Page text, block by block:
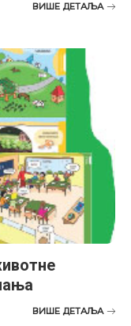
ВИШЕ ДЕТАЉА
ВИШЕ ДЕТАЉА